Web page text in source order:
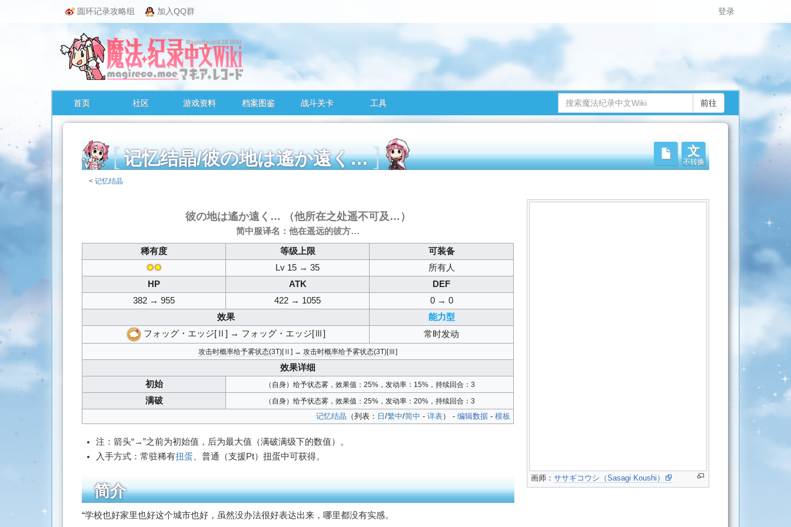
圆环记录攻略组 加入QQ群 登录
首页 社区 游戏资料 档案图鉴 战斗关卡 工具
记忆结晶/彼の地は遙か遠く…
文
不转换
<记忆结晶
、
画师： ササギコウシ（Sasagi Koushi）
彼の地は遙か遠く… （他所在之处遥不可及…）
简中服译名：他在遥远的彼方…
稀有度 等级上限
可装备
✸✸
Lv 15 → 35
所有人
HP
ATK
DEF
382 → 955
422 → 1055
0 → 0
效果
能力型
フォッグ・エッジ[Ⅱ] → フォッグ・エッジ[Ⅲ]
常时发动
攻击时概率给予雾状态(3T)[Ⅱ] →攻击时概率给予雾状态(3T)[Ⅲ]
效果详细
初始
（自身）给予状态雾，效果值：25%，发动率：15%，持续回合：3
满破 （自身）给予状态雾，效果值：25%，发动率：20%，持续回合：3
记忆结晶 （列表： 日/繁中/简中 -详表） -编辑数据 -模板
注：箭头“→”之前为初始值，后为最大值（满破满级下的数值）。
入手方式：常驻稀有扭蛋 、普通（支援Pt）扭蛋中可获得。
简介
“学校也好家里也好这个城市也好，虽然没办法很好表达出来，哪里都没有实感。